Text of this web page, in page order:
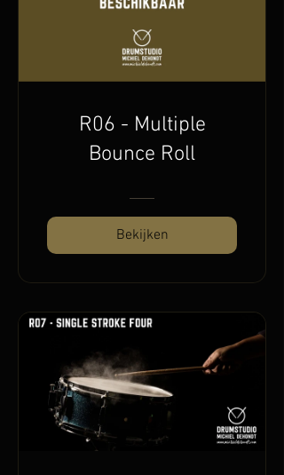
R06 - Multiple
Bounce Roll
Bekijken